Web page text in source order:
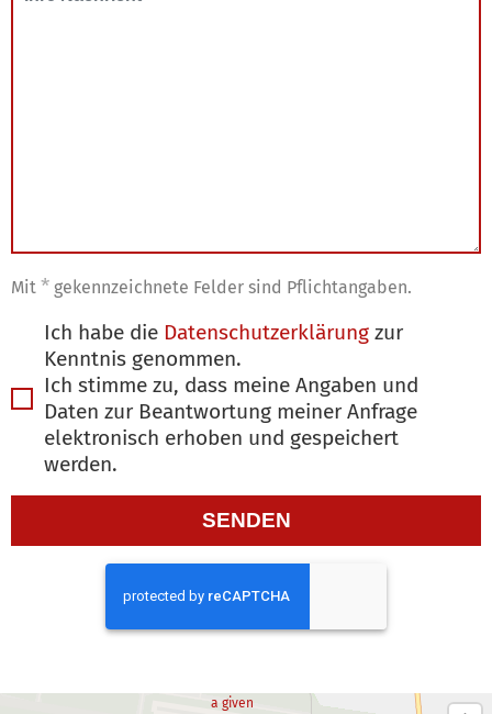
Mit * gekennzeichnete Felder sind Pflichtangaben.
Ich habe die Datenschutzerklärung zur
Kenntnis genommen.
Ich stimme zu, dass meine Angaben und
Daten zur Beantwortung meiner Anfrage
elektronisch erhoben und gespeichert
werden.
SENDEN
Many
Requests
a given